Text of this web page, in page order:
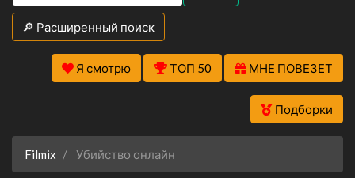
🔎 Расширенный поиск
Я смотрю ТОП 50 МНЕ ПОВЕЗЕТ
Подборки
Filmix Убийство онлайн